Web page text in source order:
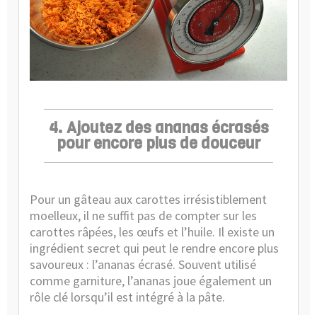
4. Ajoutez des ananas écrasés
pour encore plus de douceur
Pour un gâteau aux carottes irrésistiblement
moelleux, il ne suffit pas de compter sur les
carottes râpées, les œufs et l’huile. Il existe un
ingrédient secret qui peut le rendre encore plus
savoureux : l’ananas écrasé. Souvent utilisé
comme garniture, l’ananas joue également un
rôle clé lorsqu’il est intégré à la pâte.